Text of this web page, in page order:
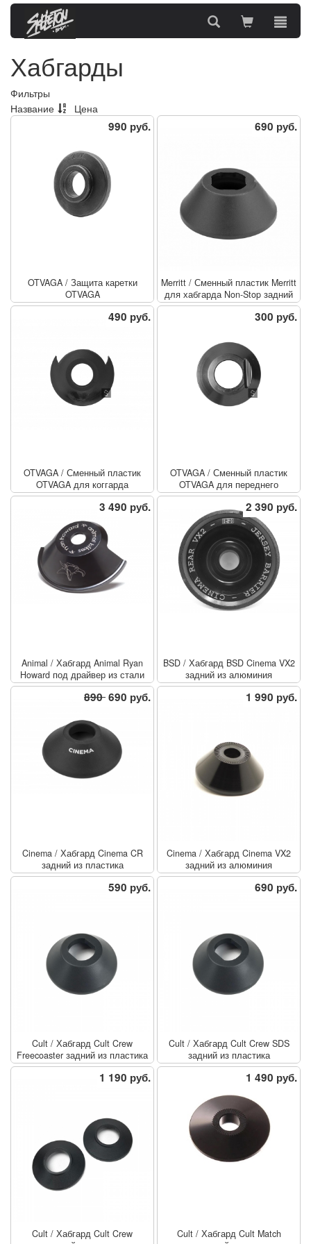
Хабгарды
Фильтры
Название
Цена
990 руб.
OTVAGA/ Защита каретки
OTVAGA
690 руб.
Merritt / Сменный пластик Merritt
для хабгарда Non-Stop задний
из пластика
490 руб.
OTVAGA / Сменный пластик
OTVAGA для коггарда
300 руб.
OTVAGA / Сменный пластик
OTVAGA для переднего
хабгарда v1.5
3 490 руб.
Animal / Хабгард Animal Ryan
Howard под драйвер из стали
2 390 руб.
BSD/ Хабгард BSD Cinema VX2
задний из алюминия
890690 руб.
Cinema/ Хабгард Cinema CR
задний из пластика
1 990 руб.
Cinema / Хабгард Cinema VX2
задний из алюминия
590 руб.
Cult / Хабгард Cult Crew
Freecoaster задний из пластика
690 руб.
Cult/ Хабгард Cult Crew SDS
задний из пластика
1 190 руб.
Cult / Хабгард Cult Crew
1 490 руб.
Cult/ Хабгард Cult Match